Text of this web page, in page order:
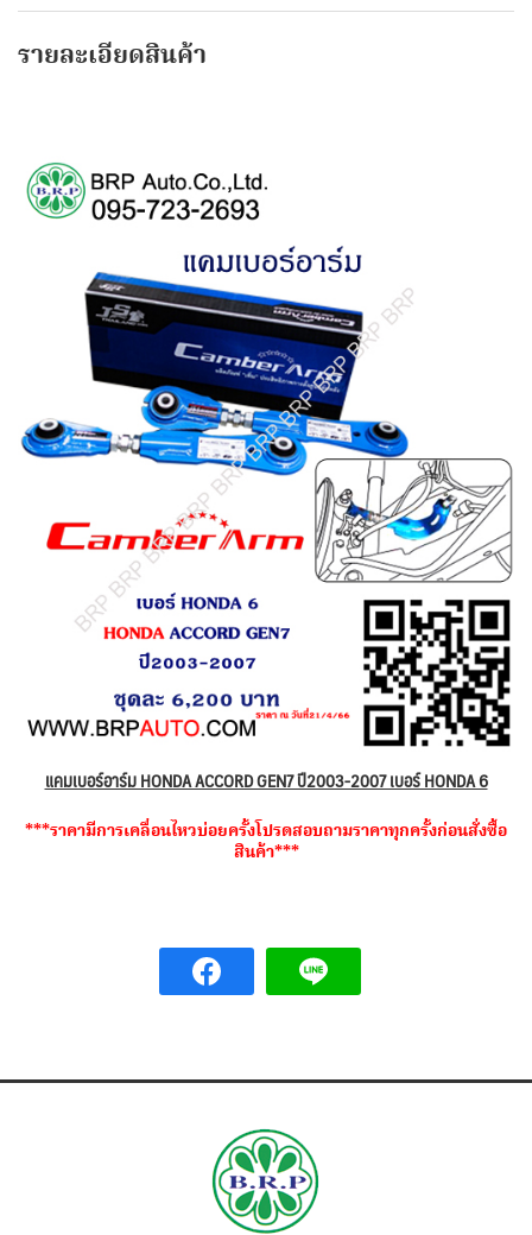
รายละเอียดสินค้า
แคมเบอร์อาร์ม HONDA ACCORD GEN7 ปี2003-2007 เบอร์ HONDA 6
***ราคามีการเคลื่อนไหวบ่อยครั้งโปรดสอบถามราคาทุกครั้งก่อนสั่งซื้อ
สินค้า***